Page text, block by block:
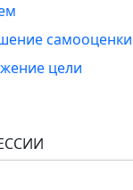
самооценки
цели